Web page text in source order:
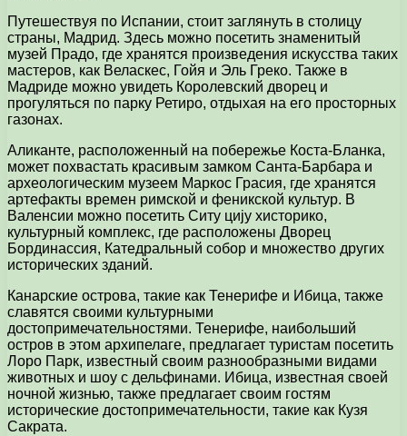
Путешествуя по Испании, стоит заглянуть в столицу
страны, Мадрид. Здесь можно посетить знаменитый
музей Прадо, где хранятся произведения искусства таких
мастеров, как Веласкес, Гойя и Эль Греко. Также в
Мадриде можно увидеть Королевский дворец и
прогуляться по парку Ретиро, отдыхая на его просторных
газонах.
Аликанте, расположенный на побережье Коста-Бланка,
может похвастать красивым замком Санта-Барбара и
археологическим музеем Маркос Грасия, где хранятся
артефакты времен римской и феникской культур. В
Валенсии можно посетить Ситу цију хисторико,
культурный комплекс, где расположены Дворец
Бординассия, Катедральный собор и множество других
исторических зданий.
Канарские острова, такие как Тенерифе и Ибица, также
славятся своими культурными
достопримечательностями. Тенерифе, наибольший
остров в этом архипелаге, предлагает туристам посетить
Лоро Парк, известный своим разнообразными видами
животных и шоу с дельфинами. Ибица, известная своей
ночной жизнью, также предлагает своим гостям
исторические достопримечательности, такие как Кузя
Сакрата.